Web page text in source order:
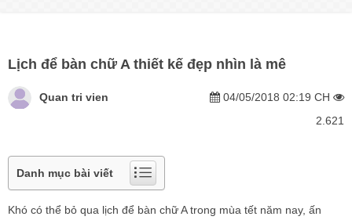
Lịch để bàn chữ A thiết kế đẹp nhìn là mê
Quan tri vien
04/05/2018 02:19 CH
2.621
Danh mục bài viết
Khó có thể bỏ qua lịch để bàn chữ A trong mùa tết năm nay, ấn